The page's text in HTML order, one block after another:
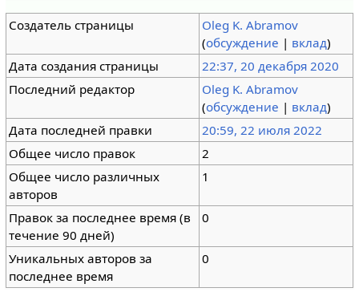
Создатель страницы
Oleg K. Abramov
(обсуждение | вклад)
Дата создания страницы
22:37, 20 декабря 2020
Последний редактор
Oleg K. Abramov
(обсуждение | вклад)
Дата последней правки
20:59, 22 июля 2022
Общее число правок
2
Общее число различных
авторов
1
Правок за последнее время (в
течение 90 дней)
0
Уникальных авторов за
последнее время
0